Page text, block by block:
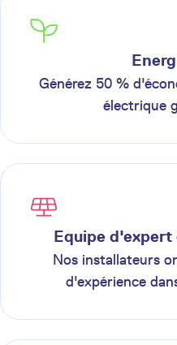
Générez 50 %
électrique
Equipe
Nos installateurs
d'expérience